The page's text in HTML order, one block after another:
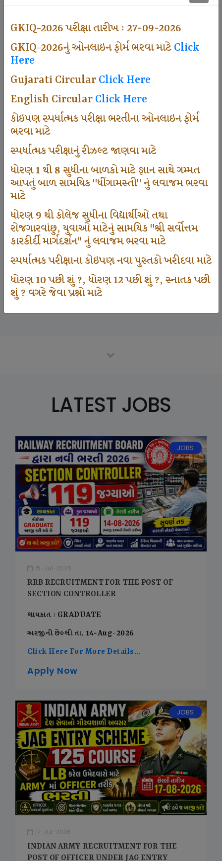
GKIQ-2026 પરીક્ષા તારીખ : 27-09-2026
GKIQ-2026નું ઓનલાઇન ફોર્મ ભરવા માટેClick
Here
Gujarati CircularClick Here
English CircularClick Here
કોઇપણ સ્પર્ધાત્મક પરીક્ષા ભરતીના ઓનલાઇન ફોર્મ
ભરવા માટે
સ્પર્ધાત્મક પરીક્ષાનું રીઝલ્ટ જાણવા માટે
ધોરણ 1 થી 8 સુધીના બાળકો માટે જ્ઞાન સાથે ગમ્મત
આપતું બાળ સામયિક "ધીંગામસ્તી" નું લવાજમ ભરવા
માટે
ધોરણ 9 થી કોલેજ સુધીના વિદ્યાર્થીઓ તથા
રોજગારવાંછુ, યુવાઓ માટેનું સામયિક "શ્રી સર્વોત્તમ
કારકીર્દી માર્ગદર્શન" નું લવાજમ ભરવા માટે
સ્પર્ધાત્મક પરીક્ષાના કોઇપણ નવા પુસ્તકો ખરીદવા માટે
ધોરણ 10 પછી શું ?, ધોરણ 12 પછી શું ?, સ્નાતક પછી
શું ? વગરે જેવા પ્રશ્નો માટે
501
Dhingamasti Subscription
671
1000
Participate School In GKIQ
125000
LATEST JOBS
JOBS
15-Jul-2026
RRB RECRUITMENT FOR THE POST OF
SECTION CONTROLLER
લાયકાત : GRADUATE
અરજીની છેલ્લી તા. 14-Aug-2026
Click Here For More Details...
Apply Now
JOBS
17-Jul-2026
INDIAN ARMY RECRUITMENT FOR THE
POST OF OFFICER UNDER JAG ENTRY